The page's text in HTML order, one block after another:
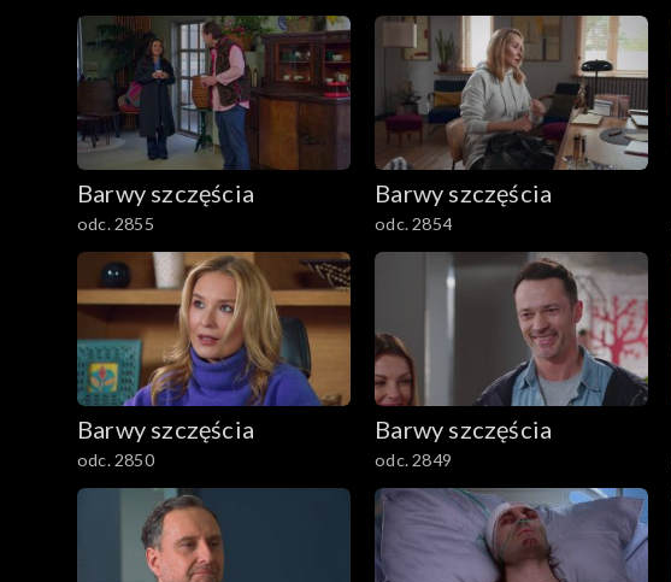
Barwy szczęścia
odc. 2855
Barwy szczęścia
odc. 2854
Barwy szczęścia
odc. 2850
Barwy szczęścia
odc. 2849